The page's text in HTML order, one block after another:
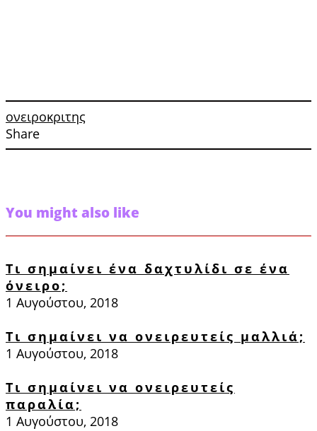
ονειροκριτης
Share
You might also like
Τι σημαίνει ένα δαχτυλίδι σε ένα
όνειρο;
1 Αυγούστου, 2018
Τι σημαίνει να ονειρευτείς μαλλιά;
1 Αυγούστου, 2018
Τι σημαίνει να ονειρευτείς
παραλία;
1 Αυγούστου, 2018